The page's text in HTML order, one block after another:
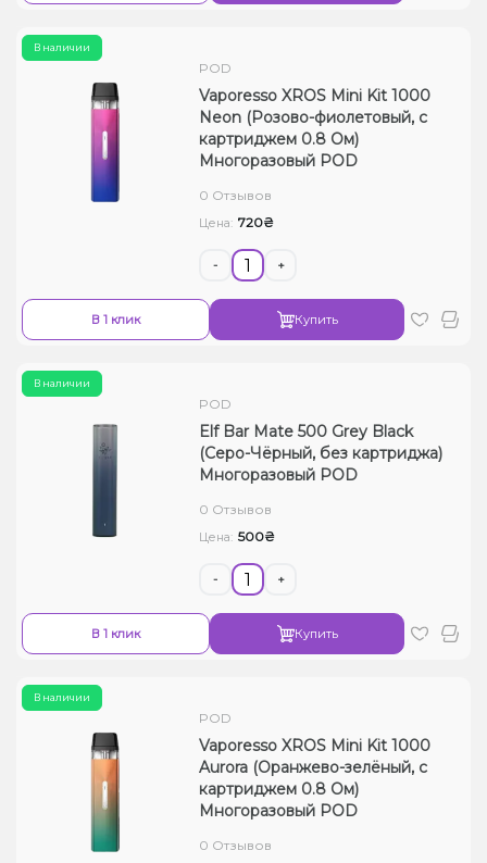
В наличии
POD
Vaporesso XROS Mini Kit 1000
Neon (Розово-фиолетовый, с
картриджем 0.8 Ом)
Многоразовый POD
0 Отзывов
Цена: 720₴
- +
В 1 клик Купить
В наличии
POD
Elf Bar Mate 500 Grey Black
(Серо-Чёрный, без картриджа)
Многоразовый POD
0 Отзывов
Цена: 500₴
- +
В 1 клик Купить
В наличии
POD
Vaporesso XROS Mini Kit 1000
Aurora (Оранжево-зелёный, с
картриджем 0.8 Ом)
Многоразовый POD
0 Отзывов